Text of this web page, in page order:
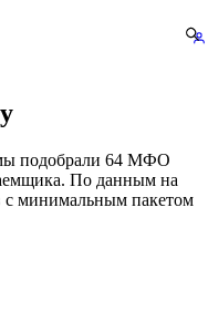
подобрали 64 МФО
По данным на
с минимальным пакетом